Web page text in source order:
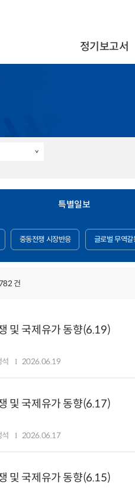
정기보고서
특별일보
중동전쟁 시장반응 글로벌 무역갈
건
및 국제유가 동향(6.19)
석 2026.06.19
및 국제유가 동향(6.17)
석 2026.06.17
및 국제유가 동향(6.15)